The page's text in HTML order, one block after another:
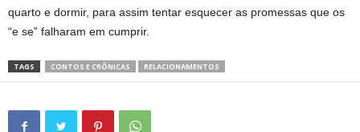
quarto e dormir, para assim tentar esquecer as promessas que os
“e se” falharam em cumprir.
TAGS CONTOS E CRÔNICAS RELACIONAMENTOS